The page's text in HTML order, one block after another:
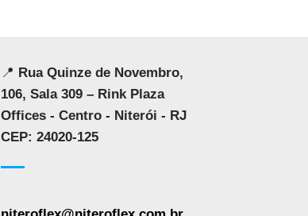
📍 Rua Quinze de Novembro,
106, Sala 309 – Rink Plaza
Offices - Centro - Niterói - RJ
CEP: 24020-125